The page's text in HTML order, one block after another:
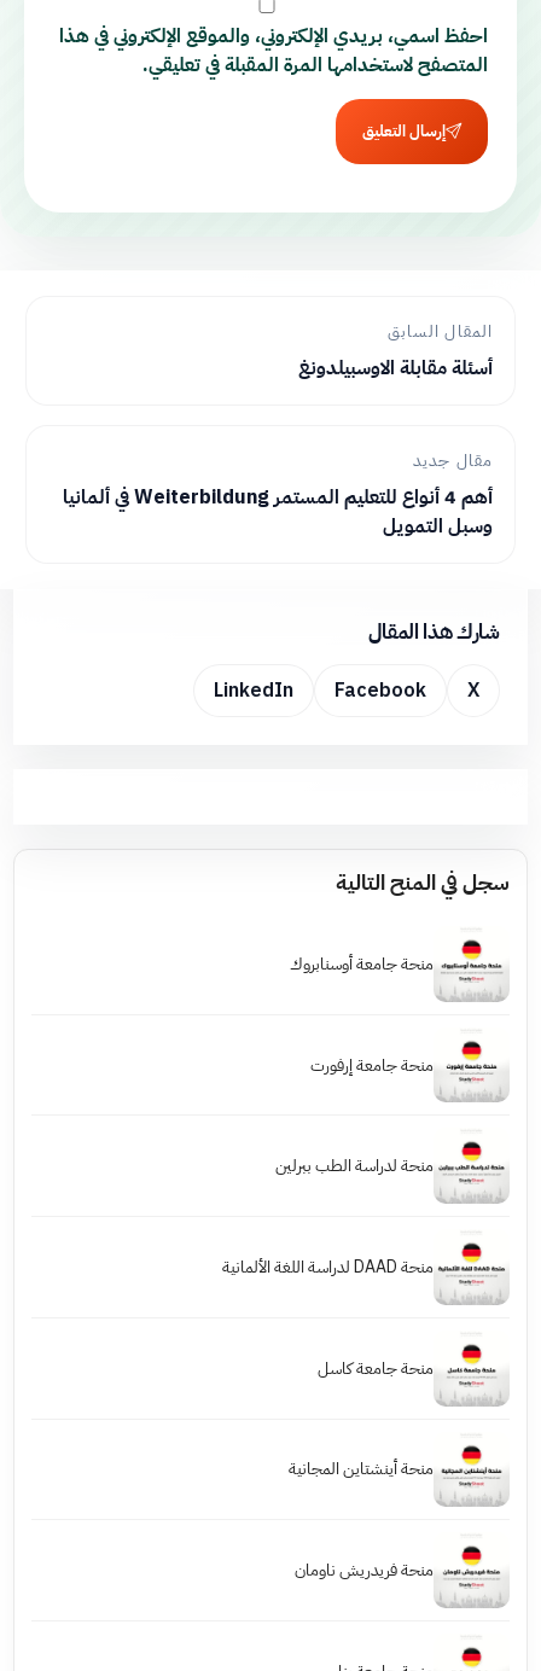
احفظ اسمي، بريدي الإلكتروني، والموقع الإلكتروني في هذا
المتصفح لاستخدامها المرة المقبلة في تعليقي.
إرسال التعليق
المقال السابق
أسئلة مقابلة الاوسبيلدونغ
مقال جديد
أهم 4 أنواع للتعليم المستمر Weiterbildung في ألمانيا
وسبل التمويل
شارك هذا المقال
X
Facebook
LinkedIn
سجل في المنح التالية
منحة جامعة أوسنابروك
منحة جامعة إرفورت
منحة لدراسة الطب ببرلين
منحة DAAD لدراسة اللغة الألمانية
منحة جامعة كاسل
منحة أينشتاين المجانية
منحة فريدريش ناومان